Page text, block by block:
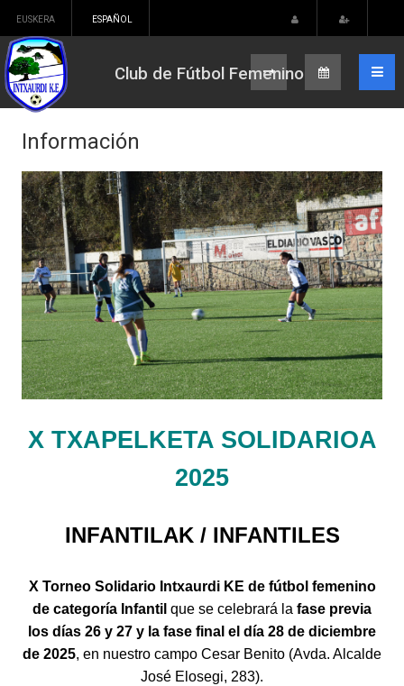
EUSKERA ESPAÑOL
Club de Fútbol Femenino
Información
X TXAPELKETA SOLIDARIOA
2025
INFANTILAK / INFANTILES
X Torneo Solidario Intxaurdi KE de fútbol femenino
de categoría Infantil que se celebrará la fase previa
los días 26 y 27 y la fase final el día 28 de diciembre
de 2025, en nuestro campo Cesar Benito (Avda. Alcalde
José Elosegi, 283).